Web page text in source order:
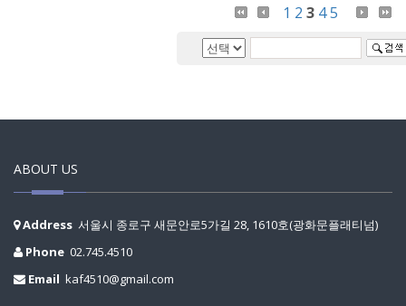
1 2 3 4 5
ABOUT US
Address 서울시 종로구 새문안로5가길 28, 1610호(광화문플래티넘)
Phone 02.745.4510
Email kaf4510@gmail.com